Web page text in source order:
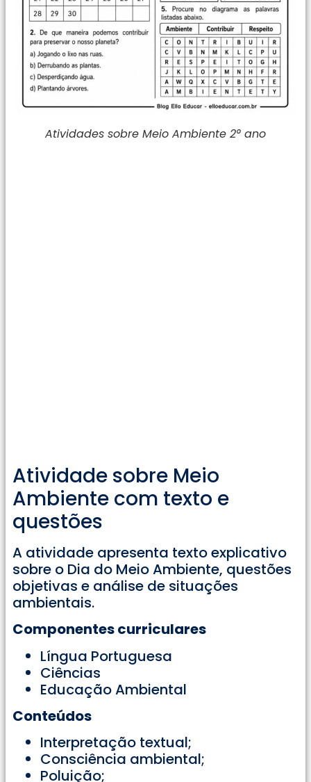
Atividades sobre Meio Ambiente 2° ano
Atividade sobre Meio
Ambiente com texto e
questões
A atividade apresenta texto explicativo
sobre o Dia do Meio Ambiente, questões
objetivas e análise de situações
ambientais.
Componentes curriculares
Língua Portuguesa
Ciências
Educação Ambiental
Conteúdos
Interpretação textual;
Consciência ambiental;
Poluição;